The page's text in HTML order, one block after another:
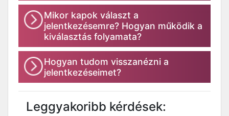
Mikor kapok választ a
jelentkezésemre? Hogyan működik a
kiválasztás folyamata?
Hogyan tudom visszanézni a
jelentkezéseimet?
Leggyakoribb kérdések: